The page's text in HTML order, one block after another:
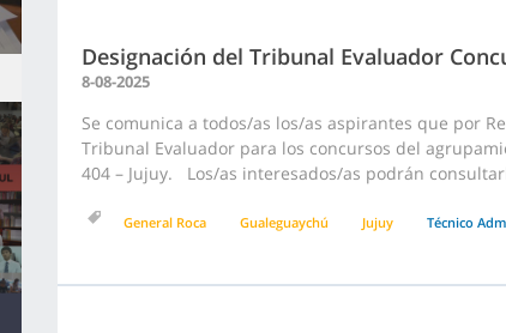
Designación del Tribunal Evaluador
8-08-2025
Se comunica a todos/as los/as aspirantes que por
Tribunal Evaluador para los concursos del
404 – Jujuy. Los/as interesados/as podrán
General Roca Gualeguaychú Jujuy Técnico